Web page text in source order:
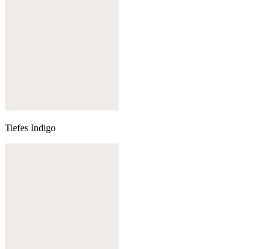
Tiefes Indigo